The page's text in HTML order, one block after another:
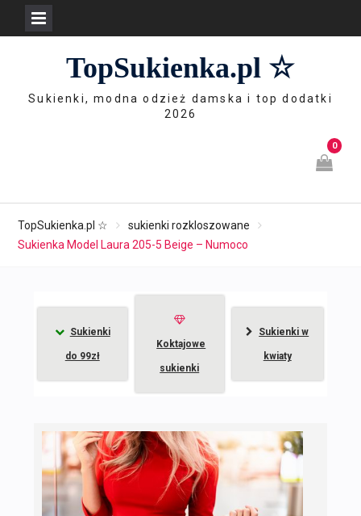
TopSukienka.pl ☆
Sukienki, modna odzież damska i top dodatki
2026
0
TopSukienka.pl ☆
sukienki rozkloszowane
Sukienka Model Laura 205-5 Beige – Numoco
Sukienki
do 99zł
Koktajowe
sukienki
Sukienki w
kwiaty